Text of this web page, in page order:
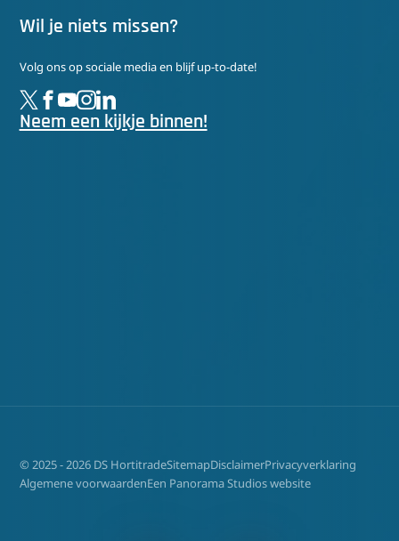
Wil je niets missen?
Volg ons op sociale media en blijf up-to-date!
Neem een kijkje binnen!
© 2025 - 2026 DS HortitradeSitemapDisclaimerPrivacyverklaring
Algemene voorwaardenEen Panorama Studios website